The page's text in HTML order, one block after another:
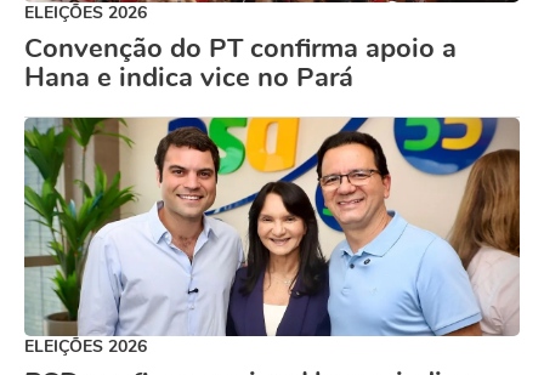
ELEIÇÕES 2026
Convenção do PT confirma apoio a
Hana e indica vice no Pará
ELEIÇÕES 2026